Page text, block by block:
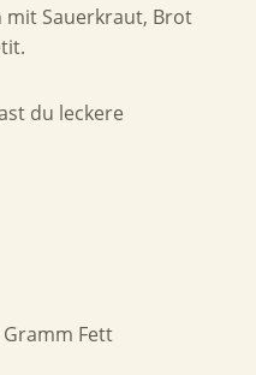
Sauerkraut, Brot
du leckere
Gramm Fett